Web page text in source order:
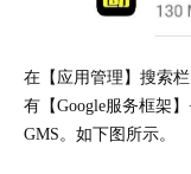
在【应用管理】搜索
有【Google服务框架
GMS。如下图所示。